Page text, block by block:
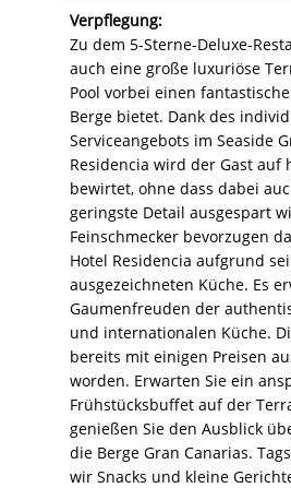
Verpflegung:
Zu dem 5-Sterne-Deluxe-
auch eine große luxuriöse
Pool vorbei einen
Berge bietet. Dank des
Serviceangebots im Seaside
Residencia wird der Gast auf
bewirtet, ohne dass dabei
geringste Detail ausgespart
Feinschmecker bevorzugen
Hotel Residencia aufgrund
ausgezeichneten Küche. Es
Gaumenfreuden der
und internationalen Küche.
bereits mit einigen Preisen
worden. Erwarten Sie ein
Frühstücksbuffet auf der
genießen Sie den Ausblick
die Berge Gran Canarias.
wir Snacks und kleine